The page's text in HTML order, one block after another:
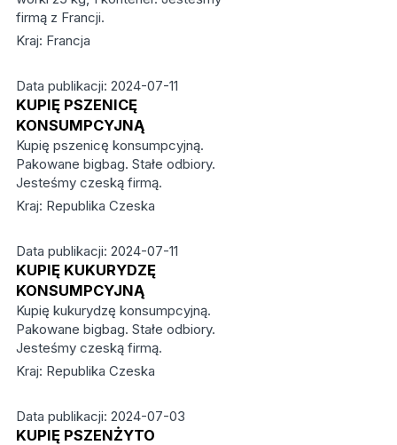
firmą z Francji.
Kraj: Francja
Data publikacji: 2024-07-11
KUPIĘ PSZENICĘ
KONSUMPCYJNĄ
Kupię pszenicę konsumpcyjną.
Pakowane bigbag. Stałe odbiory.
Jesteśmy czeską firmą.
Kraj: Republika Czeska
Data publikacji: 2024-07-11
KUPIĘ KUKURYDZĘ
KONSUMPCYJNĄ
Kupię kukurydzę konsumpcyjną.
Pakowane bigbag. Stałe odbiory.
Jesteśmy czeską firmą.
Kraj: Republika Czeska
Data publikacji: 2024-07-03
KUPIĘ PSZENŻYTO